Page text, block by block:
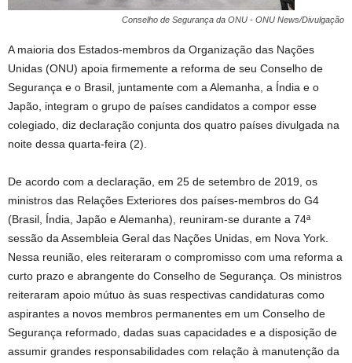
Conselho de Segurança da ONU - ONU News/Divulgação
A maioria dos Estados-membros da Organização das Nações
Unidas (ONU) apoia firmemente a reforma de seu Conselho de
Segurança e o Brasil, juntamente com a Alemanha, a Índia e o
Japão, integram o grupo de países candidatos a compor esse
colegiado, diz declaração conjunta dos quatro países divulgada na
noite dessa quarta-feira (2).
De acordo com a declaração, em 25 de setembro de 2019, os
ministros das Relações Exteriores dos países-membros do G4
(Brasil, Índia, Japão e Alemanha), reuniram-se durante a 74ª
sessão da Assembleia Geral das Nações Unidas, em Nova York.
Nessa reunião, eles reiteraram o compromisso com uma reforma a
curto prazo e abrangente do Conselho de Segurança. Os ministros
reiteraram apoio mútuo às suas respectivas candidaturas como
aspirantes a novos membros permanentes em um Conselho de
Segurança reformado, dadas suas capacidades e a disposição de
assumir grandes responsabilidades com relação à manutenção da